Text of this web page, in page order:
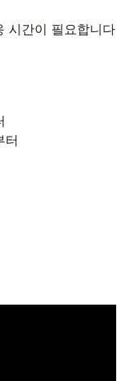
시간이 필요합니다
터